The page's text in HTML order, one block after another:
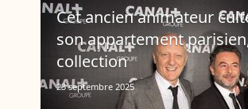
Cet ancien animateur
son appartement
collection
23 septembre 2025